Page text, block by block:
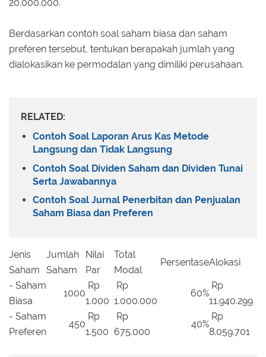
20.000.000.
Berdasarkan contoh soal saham biasa dan saham
preferen tersebut, tentukan berapakah jumlah yang
dialokasikan ke permodalan yang dimiliki perusahaan.
RELATED:
Contoh Soal Laporan Arus Kas Metode
Langsung dan Tidak Langsung
Contoh Soal Dividen Saham dan Dividen Tunai
Serta Jawabannya
Contoh Soal Jurnal Penerbitan dan Penjualan
Saham Biasa dan Preferen
Jenis
Saham
Jumlah
Saham
Nilai
Par
Total
Modal
PersentaseAlokasi
- Saham
Biasa
1000
Rp
1.000
Rp
1.000.000
60%
Rp
11.940.299
- Saham
Preferen
450
Rp
1.500
Rp
675.000
40%
Rp
8.059.701